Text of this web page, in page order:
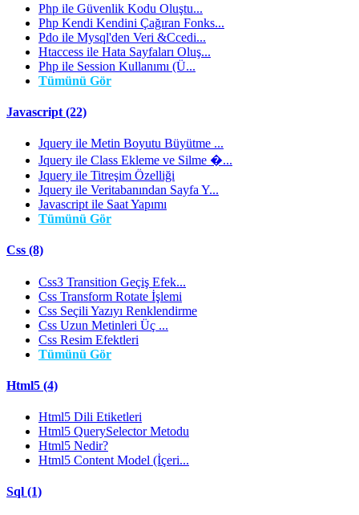
Php ile Güvenlik Kodu Oluştu...
Php Kendi Kendini Çağıran Fonks...
Pdo ile Mysql'den Veri &Ccedi...
Htaccess ile Hata Sayfaları Oluş...
Php ile Session Kullanımı (Ü...
Tümünü Gör
Javascript (22)
Jquery ile Metin Boyutu Büyütme ...
Jquery ile Class Ekleme ve Silme �...
Jquery ile Titreşim Özelliği
Jquery ile Veritabanından Sayfa Y...
Javascript ile Saat Yapımı
Tümünü Gör
Css (8)
Css3 Transition Geçiş Efek...
Css Transform Rotate İşlemi
Css Seçili Yazıyı Renklendirme
Css Uzun Metinleri Üç ...
Css Resim Efektleri
Tümünü Gör
Html5 (4)
Html5 Dili Etiketleri
Html5 QuerySelector Metodu
Html5 Nedir?
Html5 Content Model (İçeri...
Sql (1)